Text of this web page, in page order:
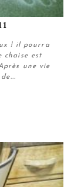
! il pourra
chaise est
une vie